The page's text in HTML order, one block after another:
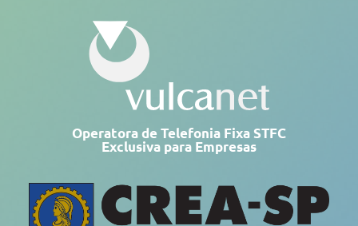
Operatora de Telefonia Fixa STFC
Exclusiva para Empresas